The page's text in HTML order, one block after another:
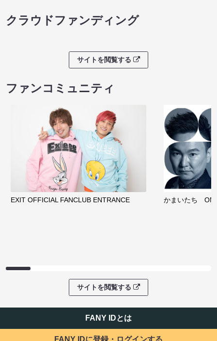
クラウドファンディング
サイトを閲覧する
ファンコミュニティ
EXIT OFFICIAL FANCLUB ENTRANCE かまいたち
サイトを閲覧する
FANY IDとは